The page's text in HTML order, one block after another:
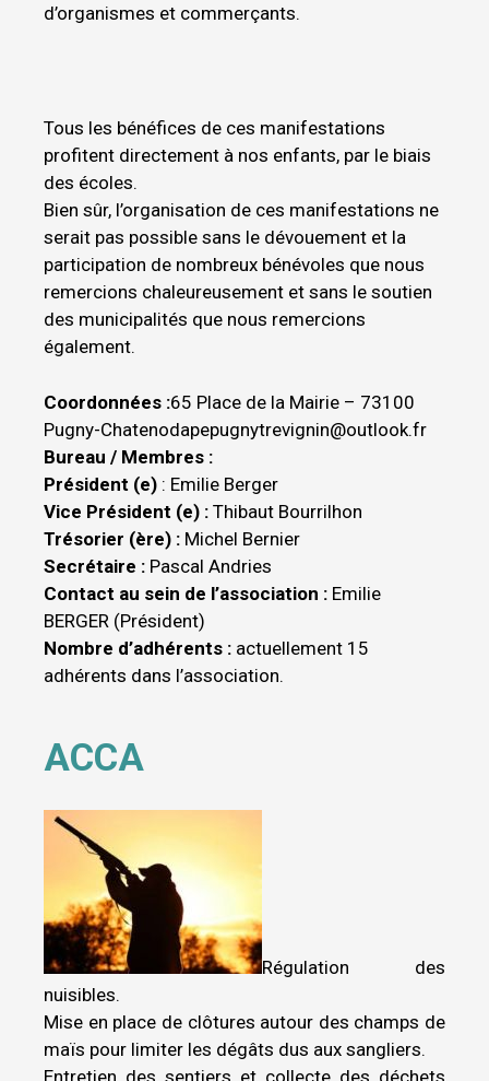
d’organismes et commerçants.
Tous les bénéfices de ces manifestations
profitent directement à nos enfants, par le biais
des écoles.
Bien sûr, l’organisation de ces manifestations ne
serait pas possible sans le dévouement et la
participation de nombreux bénévoles que nous
remercions chaleureusement et sans le soutien
des municipalités que nous remercions
également.
Coordonnées :65 Place de la Mairie – 73100
Pugny-Chatenodapepugnytrevignin@outlook.fr
Bureau / Membres :
Président (e) : Emilie Berger
Vice Président (e) : Thibaut Bourrilhon
Trésorier (ère) : Michel Bernier
Secrétaire : Pascal Andries
Contact au sein de l’association : Emilie
BERGER (Président)
Nombre d’adhérents : actuellement 15
adhérents dans l’association.
ACCA
Régulation des
nuisibles.
Mise en place de clôtures autour des champs de
maïs pour limiter les dégâts dus aux sangliers.
Entretien des sentiers et collecte des déchets